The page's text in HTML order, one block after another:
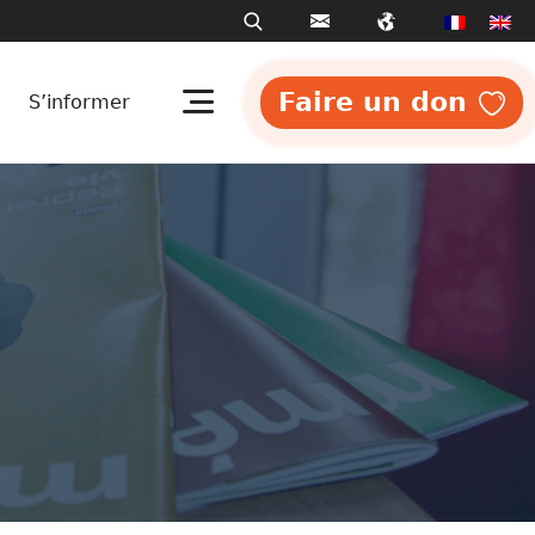
S’informer Faire un don